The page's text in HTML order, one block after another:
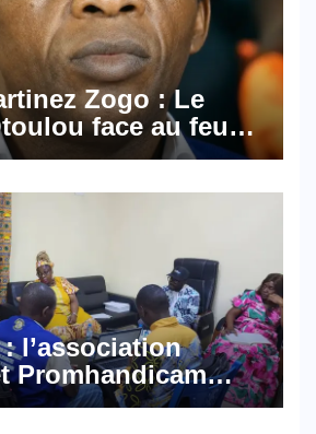
Zogo : Le
face au feu
avocats de la
l’association
Promhandicam
faveur d’une